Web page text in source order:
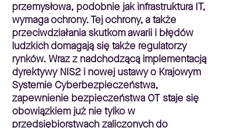
przemysłowa, podobnie jak infrastruktura IT,
wymaga ochrony. Tej ochrony, a także
przeciwdziałania skutkom awarii i błędów
ludzkich domagają się także regulatorzy
rynków. Wraz z nadchodzącą implementacją
dyrektywy NIS2 i nowej ustawy o Krajowym
Systemie Cyberbezpieczeństwa,
zapewnienie bezpieczeństwa OT staje się
obowiązkiem już nie tylko w
przedsiębiorstwach zaliczonych do